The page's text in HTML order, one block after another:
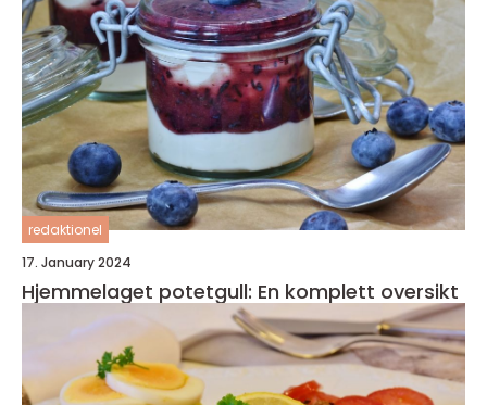
redaktionel
17. January 2024
Hjemmelaget potetgull: En komplett oversikt